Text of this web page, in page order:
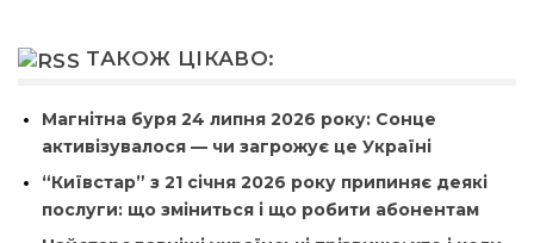
ТАКОЖ ЦІКАВО:
Магнітна буря 24 липня 2026 року: Сонце
активізувалося — чи загрожує це Україні
“Київстар” з 21 січня 2026 року припиняє деякі
послуги: що зміниться і що робити абонентам